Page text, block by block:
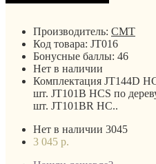
Производитель: CMT
Код товара: JT016
Бонусные баллы: 46
Нет в наличии
Комплектация JT144D
шт. JT101B HCS по
шт. JT101BR HC..
Нет в наличии 3045
3 045 р.